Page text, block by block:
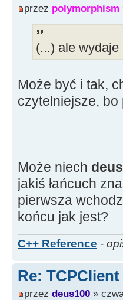
przez polymorphism
(...) ale
Może być i tak,
czytelniejsze, bo
Może niech
jakiś łańcuch
pierwsza
końcu jak jest?
C++ Reference -
Re:
przez deus100 »